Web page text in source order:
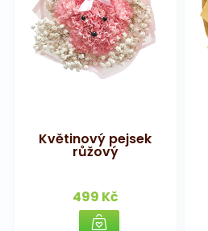
Květinový pejsek
růžový
499 Kč